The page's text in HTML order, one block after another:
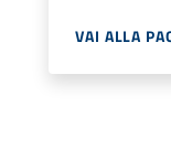
VAI ALLA